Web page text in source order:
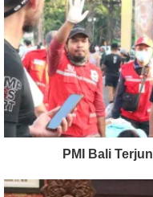
PMI Bali